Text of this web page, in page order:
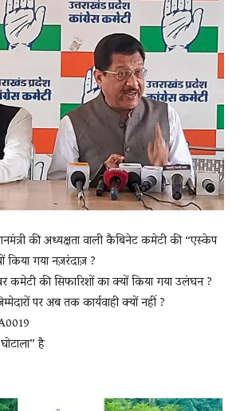
की अध्यक्षता वाली कैबिनेट कमेटी की “एस्केप
किया गया नज़रंदाज़ ?
कमेटी की सिफारिशों का क्यों किया गया उलंघन ?
पर अब तक कार्यवाही क्यों नहीं ?
है